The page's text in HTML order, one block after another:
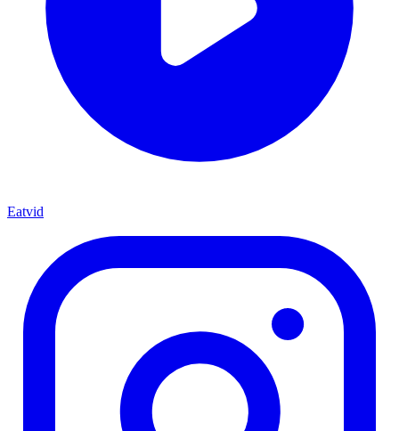
Eatvid